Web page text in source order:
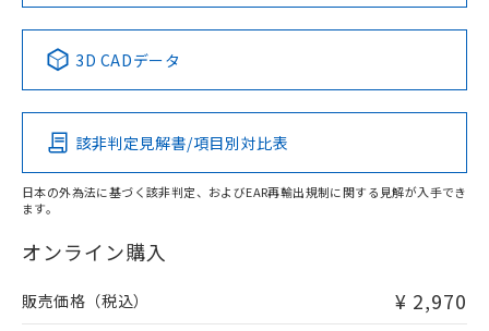
Pb Hg Cd Cr(VI)
O
在庫等で未対応品が混在する可能性があります。
問い合わせください。
3D CADデータ
該非判定見解書/項目別対比表
日本の外為法に基づく該非判定、およびEAR再輸出規制に関する見解が入手でき
ます。
オンライン購入
販売価格（税込） ¥ 2,970